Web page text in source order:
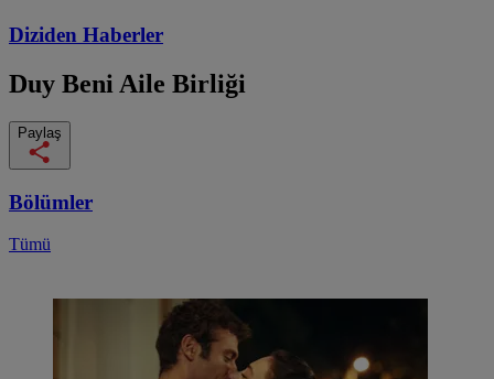
Diziden Haberler
Duy Beni Aile Birliği
Paylaş
Bölümler
Tümü